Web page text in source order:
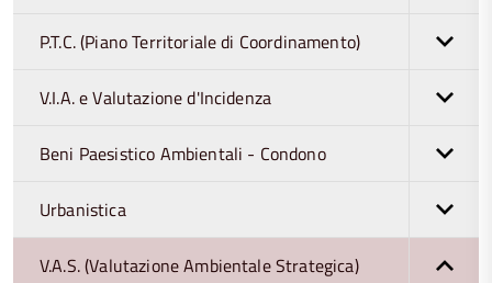
P.T.C. (Piano Territoriale di Coordinamento)
V.I.A. e Valutazione d'Incidenza
Beni Paesistico Ambientali - Condono
Urbanistica
V.A.S. (Valutazione Ambientale Strategica)